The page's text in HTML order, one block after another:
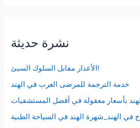
نشرة حديثة
الأعذار مقابل السلوك السيئ!
خدمة الترجمة للمرضى العرب في الهند
بأسعار معقولة في أفضل المستشفيات
في الهند_شهرة الهند في السياحة الطبية